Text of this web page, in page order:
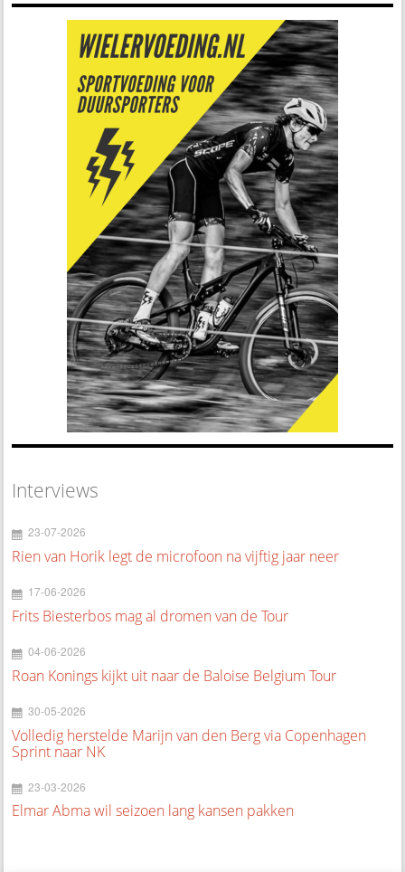
Interviews
23-07-2026
Rien van Horik legt de microfoon na vijftig jaar neer
17-06-2026
Frits Biesterbos mag al dromen van de Tour
04-06-2026
Roan Konings kijkt uit naar de Baloise Belgium Tour
30-05-2026
Volledig herstelde Marijn van den Berg via Copenhagen
Sprint naar NK
23-03-2026
Elmar Abma wil seizoen lang kansen pakken